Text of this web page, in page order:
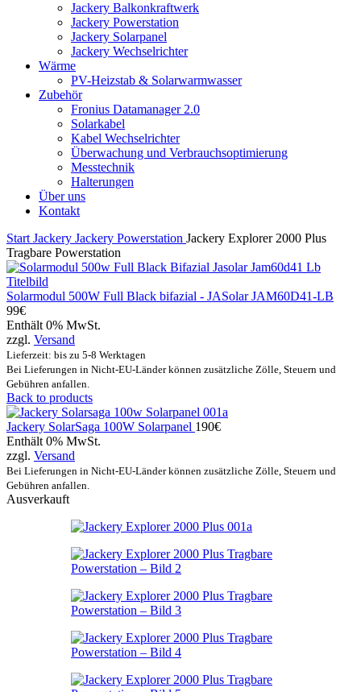
Jackery Balkonkraftwerk
Jackery Powerstation
Jackery Solarpanel
Jackery Wechselrichter
Wärme
PV-Heizstab & Solarwarmwasser
Zubehör
Fronius Datamanager 2.0
Solarkabel
Kabel Wechselrichter
Überwachung und Verbrauchsoptimierung
Messtechnik
Halterungen
Über uns
Kontakt
Start Jackery Jackery Powerstation Jackery Explorer 2000 Plus
Tragbare Powerstation
Solarmodul 500W Full Black bifazial - JASolar JAM60D41-LB
99€
Enthält 0% MwSt.
zzgl. Versand
Lieferzeit: bis zu 5-8 Werktagen
Bei Lieferungen in Nicht-EU-Länder können zusätzliche Zölle, Steuern und
Gebühren anfallen.
Back to products
Jackery SolarSaga 100W Solarpanel 190€
Enthält 0% MwSt.
zzgl. Versand
Bei Lieferungen in Nicht-EU-Länder können zusätzliche Zölle, Steuern und
Gebühren anfallen.
Ausverkauft